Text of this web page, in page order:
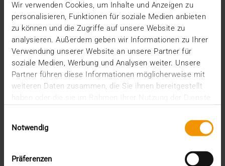
Wir verwenden Cookies, um Inhalte und Anzeigen zu
personalisieren, Funktionen für soziale Medien anbieten
zu können und die Zugriffe auf unsere Website zu
analysieren. Außerdem geben wir Informationen zu Ihrer
Verwendung unserer Website an unsere Partner für
soziale Medien, Werbung und Analysen weiter. Unsere
Partner führen diese Informationen möglicherweise mit
weiteren Daten zusammen, die Sie ihnen bereitgestellt
Notwendig
Präferenzen
mars (1)
février (3)
janvier (1)
2024
décembre (1)
novembre (1)
octobre (2)
août (1)
mai (5)
avril (1)
janvier (4)